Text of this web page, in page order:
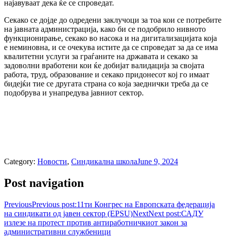
најавуваат дека ќе се спроведат.
Секако се дојде до одредени заклучоци за тоа кои се потребите
на јавната администрација, како би се подобрило нивното
функционирање, секако во насока и на дигитализацијата која
е неминовна, и се очекува истите да се спроведат за да се има
квалитетни услуги за граѓаните на државата и секако за
задоволни вработени кои ќе добијат валидација за својата
работа, труд, образование и секако придонесот кој го имаат
бидејќи тие се другата страна со која заеднички треба да се
подобрува и унапредува јавниот сектор.
Category: Новости, Синдикална школаJune 9, 2024
Post navigation
PreviousPrevious post:11ти Конгрес на Европската федерација
на синдикати од јавен сектор (EPSU)NextNext post:САДУ
излезе на протест против антиработничкиот закон за
административни службеници